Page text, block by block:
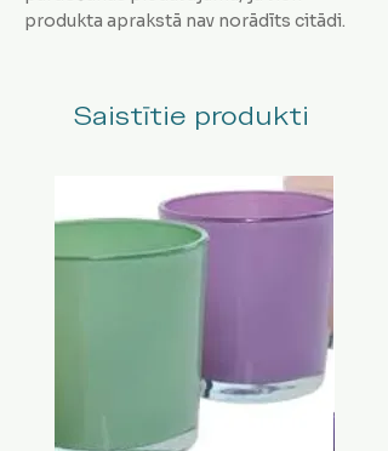
produkta aprakstā nav norādīts citādi.
Saistītie produkti